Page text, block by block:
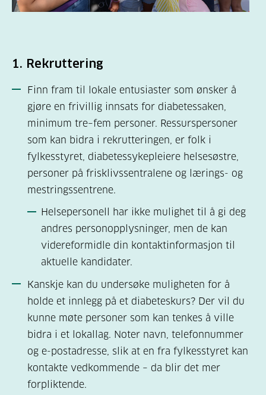
1. Rekruttering
Finn fram til lokale entusiaster som ønsker å
gjøre en frivillig innsats for diabetessaken,
minimum tre–fem personer. Ressurspersoner
som kan bidra i rekrutteringen, er folk i
fylkesstyret, diabetessykepleiere helsesøstre,
personer på frisklivssentralene og lærings- og
mestringssentrene.
Helsepersonell har ikke mulighet til å gi deg
andres personopplysninger, men de kan
videreformidle din kontaktinformasjon til
aktuelle kandidater.
Kanskje kan du undersøke muligheten for å
holde et innlegg på et diabeteskurs? Der vil du
kunne møte personer som kan tenkes å ville
bidra i et lokallag. Noter navn, telefonnummer
og e-postadresse, slik at en fra fylkesstyret kan
kontakte vedkommende – da blir det mer
forpliktende.